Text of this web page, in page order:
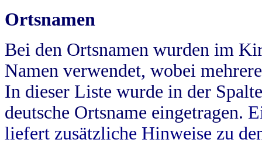
Ortsnamen
Bei den Ortsnamen wurden im
Namen verwendet, wobei
In dieser Liste wurde in der
deutsche Ortsname eingetragen.
liefert zusätzliche Hinweise zu